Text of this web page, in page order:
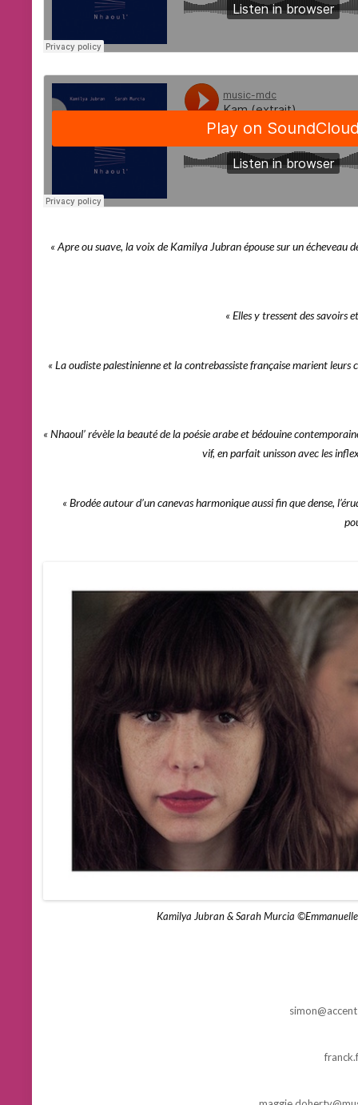
« Apre ou suave, la voix de Kamilya Jubran épouse sur un écheveau
« Elles y tressent des savoirs
« La oudiste palestinienne et la contrebassiste française marient leurs
« Nhaoul’ révèle la beauté de la poésie arabe et bédouine
vif, en parfait unisson avec les
« Brodée autour d’un canevas harmonique aussi fin que dense,
Kamilya Jubran & Sarah Murcia